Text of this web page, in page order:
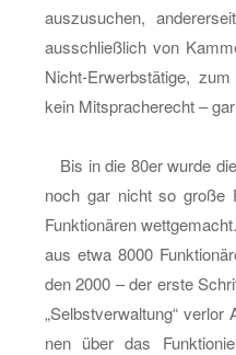
aus­zu­su­chen,
aus­schließ­lich von
Nicht-Er­werbs­tä­ti­ge,
kein Mit­spra­che­recht –
Bis in die 80er wurde
noch gar nicht so große
Funk­tio­nä­ren
aus etwa 8000
den 2000 – der erste
„Selbst­ver­wal­tung“
nen über das